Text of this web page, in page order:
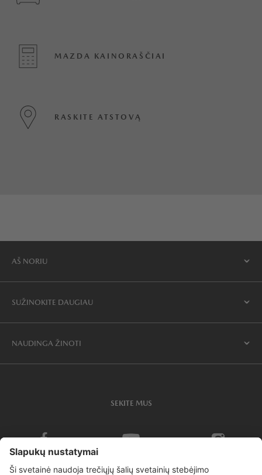
MAZDA KAINORAŠČIAI
RASKITE ATSTOVĄ
AŠ NORIU
SUŽINOKITE DAUGIAU
NAUDINGA ŽINOTI
SEKITE MUS